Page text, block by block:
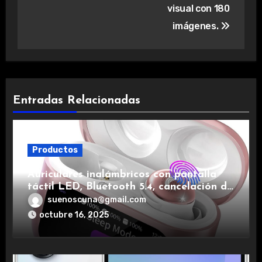
visual con 180
imágenes.
Entradas Relacionadas
Productos
Auriculares inalámbricos con pantalla
táctil LED, Bluetooth 5.4, cancelación de
ruido, impermeables y de larga duración.
suenoscuna@gmail.com
octubre 16, 2025